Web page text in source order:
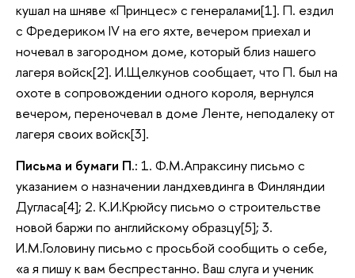
кушал на шняве «Принцес» с генералами[1]. П. ездил
с Фредериком IV на его яхте, вечером приехал и
ночевал в загородном доме, который близ нашего
лагеря войск[2]. И.Щелкунов сообщает, что П. был на
охоте в сопровождении одного короля, вернулся
вечером, переночевал в доме Ленте, неподалеку от
лагеря своих войск[3].
Письма и бумаги П.: 1. Ф.М.Апраксину письмо с
указанием о назначении ландхевдинга в Финляндии
Дугласа[4]; 2. К.И.Крюйсу письмо о строительстве
новой баржи по английскому образцу[5]; 3.
И.М.Головину письмо с просьбой сообщить о себе,
«а я пишу к вам беспрестанно. Ваш слуга и ученик